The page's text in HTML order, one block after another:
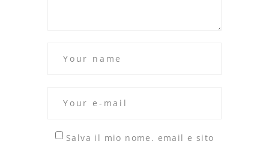
Salva il mio nome, email e sito